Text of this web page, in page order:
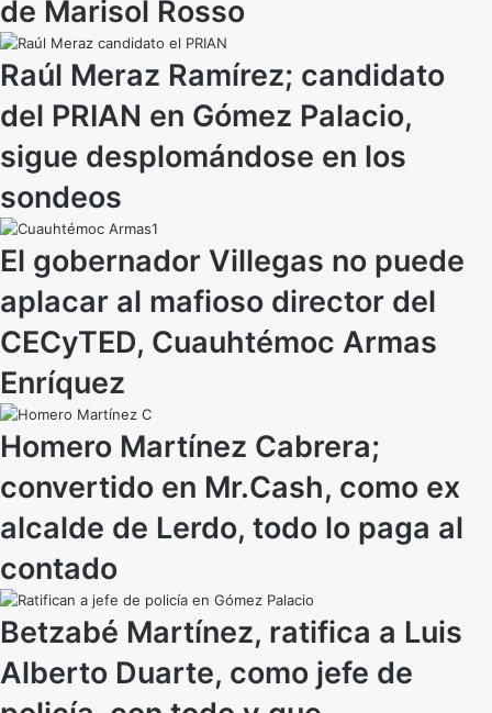
de Marisol Rosso
Raúl Meraz Ramírez; candidato
del PRIAN en Gómez Palacio,
sigue desplomándose en los
sondeos
El gobernador Villegas no puede
aplacar al mafioso director del
CECyTED, Cuauhtémoc Armas
Enríquez
Homero Martínez Cabrera;
convertido en Mr.Cash, como ex
alcalde de Lerdo, todo lo paga al
contado
Betzabé Martínez, ratifica a Luis
Alberto Duarte, como jefe de